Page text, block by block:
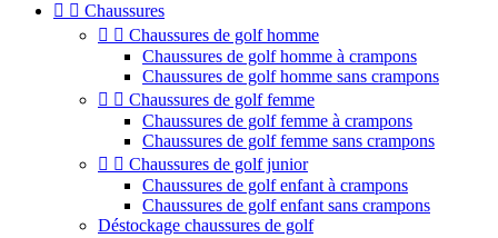
  Chaussures
  Chaussures de golf homme
Chaussures de golf homme à crampons
Chaussures de golf homme sans crampons
  Chaussures de golf femme
Chaussures de golf femme à crampons
Chaussures de golf femme sans crampons
  Chaussures de golf junior
Chaussures de golf enfant à crampons
Chaussures de golf enfant sans crampons
Déstockage chaussures de golf